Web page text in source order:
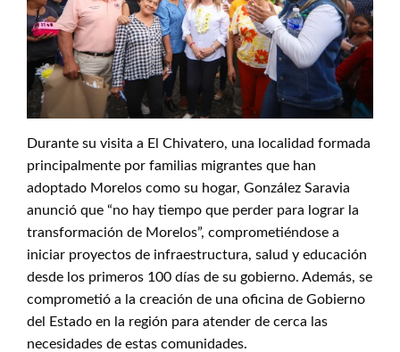
Durante su visita a El Chivatero, una localidad formada
principalmente por familias migrantes que han
adoptado Morelos como su hogar, González Saravia
anunció que “no hay tiempo que perder para lograr la
transformación de Morelos”, comprometiéndose a
iniciar proyectos de infraestructura, salud y educación
desde los primeros 100 días de su gobierno. Además, se
comprometió a la creación de una oficina de Gobierno
del Estado en la región para atender de cerca las
necesidades de estas comunidades.